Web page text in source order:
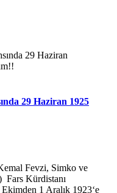
29 Haziran 1925
Fevzi, Simko ve
Fars Kürdistanı
1 Aralık 1923‘e